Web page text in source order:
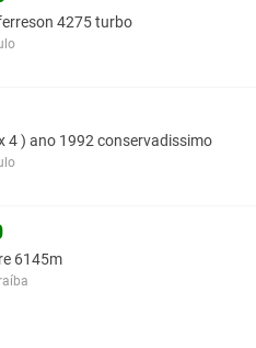
4275 turbo
4 ) ano 1992 conservadissimo
6145m